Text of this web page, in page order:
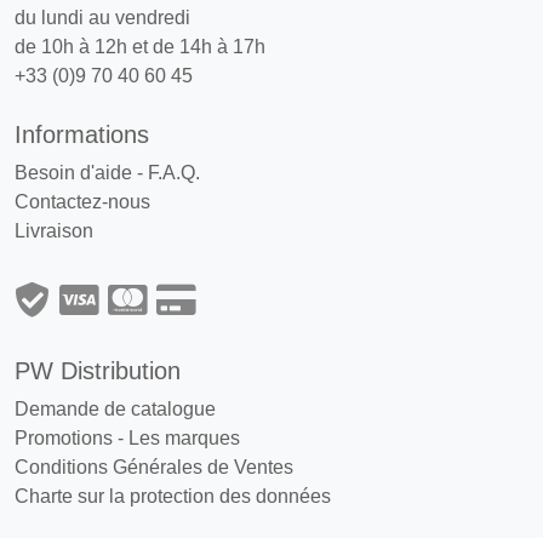
du lundi au vendredi
de 10h à 12h et de 14h à 17h
+33 (0)9 70 40 60 45
Informations
Besoin d'aide - F.A.Q.
Contactez-nous
Livraison
PW Distribution
Demande de catalogue
Promotions - Les marques
Conditions Générales de Ventes
Charte sur la protection des données